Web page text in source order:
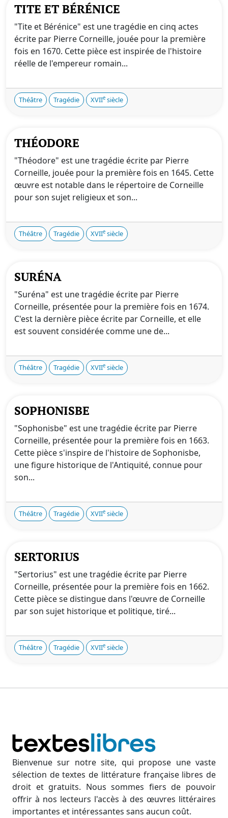
TITE ET BÉRÉNICE
"Tite et Bérénice" est une tragédie en cinq actes
écrite par Pierre Corneille, jouée pour la première
fois en 1670. Cette pièce est inspirée de l'histoire
réelle de l'empereur romain...
Théâtre Tragédie XVIIe siècle
THÉODORE
"Théodore" est une tragédie écrite par Pierre
Corneille, jouée pour la première fois en 1645. Cette
œuvre est notable dans le répertoire de Corneille
pour son sujet religieux et son...
Théâtre Tragédie XVIIe siècle
SURÉNA
"Suréna" est une tragédie écrite par Pierre
Corneille, présentée pour la première fois en 1674.
C'est la dernière pièce écrite par Corneille, et elle
est souvent considérée comme une de...
Théâtre Tragédie XVIIe siècle
SOPHONISBE
"Sophonisbe" est une tragédie écrite par Pierre
Corneille, présentée pour la première fois en 1663.
Cette pièce s'inspire de l'histoire de Sophonisbe,
une figure historique de l'Antiquité, connue pour
son...
Théâtre Tragédie XVIIe siècle
SERTORIUS
"Sertorius" est une tragédie écrite par Pierre
Corneille, présentée pour la première fois en 1662.
Cette pièce se distingue dans l'œuvre de Corneille
par son sujet historique et politique, tiré...
Théâtre Tragédie XVIIe siècle
Bienvenue sur notre site, qui propose une vaste
sélection de textes de littérature française libres de
droit et gratuits. Nous sommes fiers de pouvoir
offrir à nos lecteurs l'accès à des œuvres littéraires
importantes et intéressantes sans aucun coût.